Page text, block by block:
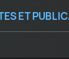
ET